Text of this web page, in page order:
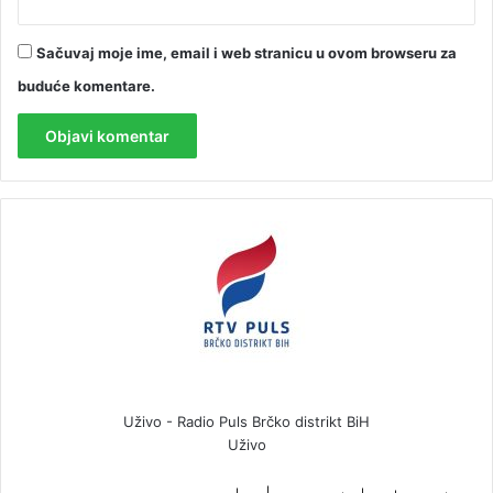
Sačuvaj moje ime, email i web stranicu u ovom browseru za
buduće komentare.
Uživo - Radio Puls Brčko distrikt BiH
Uživo